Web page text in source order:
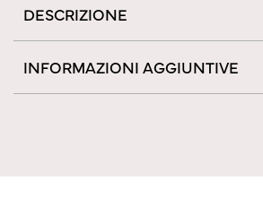
DESCRIZIONE
INFORMAZIONI AGGIUNTIVE